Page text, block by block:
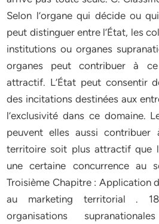
Selon l’organe qui décide ou
peut distinguer entre l’État, les
institutions ou organes
organes peut contribuer à
attractif. L’État peut consentir
des incitations destinées aux
l’exclusivité dans ce domaine.
peuvent elles aussi
territoire soit plus attractif que
une certaine concurrence au
Troisième Chapitre : Application
au marketing territorial .
organisations